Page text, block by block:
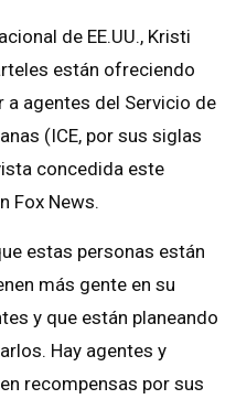
de EE.UU., Kristi
están ofreciendo
agentes del Servicio de
(ICE, por sus siglas
concedida este
Fox News.
estas personas están
más gente en su
y que están planeando
Hay agentes y
recompensas por sus